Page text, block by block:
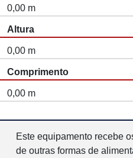
0,00 m
Altura
0,00 m
Comprimento
0,00 m
Este equipamento recebe
de outras formas de